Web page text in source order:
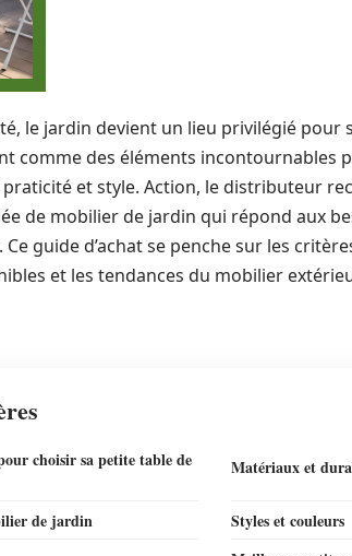
le jardin devient un lieu privilégié
comme des éléments incontournables
et style. Action, le distributeur
de mobilier de jardin qui répond aux
guide d’achat se penche sur les
et les tendances du mobilier
choisir sa petite table de
Matériaux et
de jardin
Styles et couleurs